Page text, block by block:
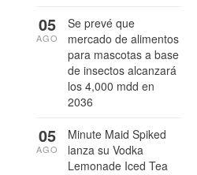
Se prevé que
mercado de alimentos
para mascotas a base
de insectos alcanzará
los 4,000 mdd en
2036
05
AGO
Minute Maid Spiked
lanza su Vodka
Lemonade Iced Tea
05
AGO